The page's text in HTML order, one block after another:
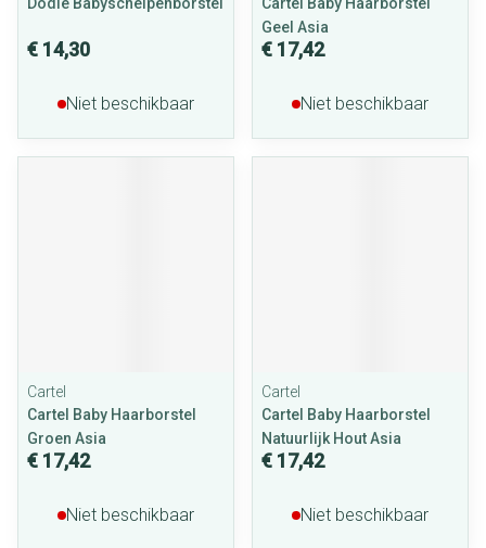
€ 14,30
Niet beschikbaar
Geel Asia
€ 17,42
Niet beschikbaar
Cartel
Cartel Baby Haarborstel
Groen Asia
€ 17,42
Niet beschikbaar
Cartel
Cartel Baby Haarborstel
Natuurlijk Hout Asia
€ 17,42
Niet beschikbaar